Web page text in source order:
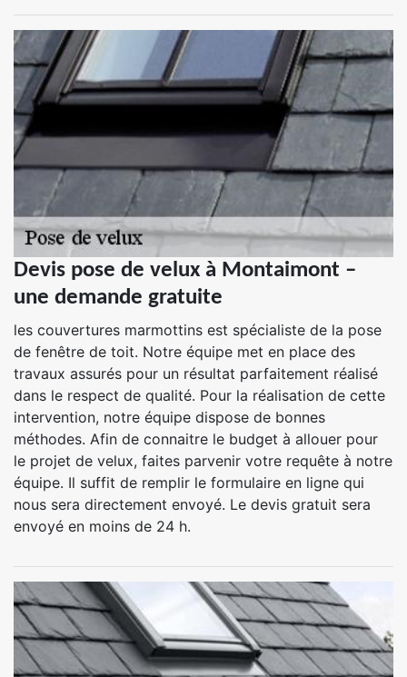
Devis pose de velux à Montaimont –
une demande gratuite
les couvertures marmottins est spécialiste de la pose
de fenêtre de toit. Notre équipe met en place des
travaux assurés pour un résultat parfaitement réalisé
dans le respect de qualité. Pour la réalisation de cette
intervention, notre équipe dispose de bonnes
méthodes. Afin de connaitre le budget à allouer pour
le projet de velux, faites parvenir votre requête à notre
équipe. Il suffit de remplir le formulaire en ligne qui
nous sera directement envoyé. Le devis gratuit sera
envoyé en moins de 24 h.